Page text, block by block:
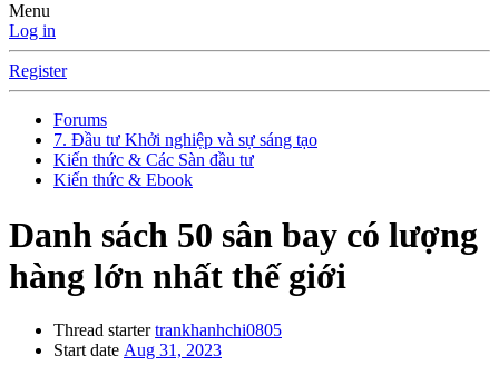
Menu
Log in
Register
Forums
7. Đầu tư Khởi nghiệp và sự sáng tạo
Kiến thức & Các Sàn đầu tư
Kiến thức & Ebook
Danh sách 50 sân bay có lượng
hàng lớn nhất thế giới
Thread starter trankhanhchi0805
Start date Aug 31, 2023